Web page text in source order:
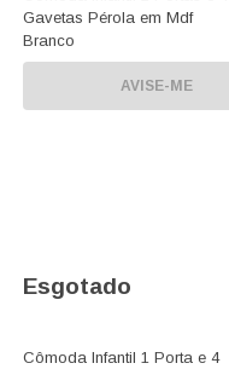
Gavetas Pérola em Mdf
Branco
AVISE-ME
Esgotado
Cômoda Infantil 1 Porta e 4